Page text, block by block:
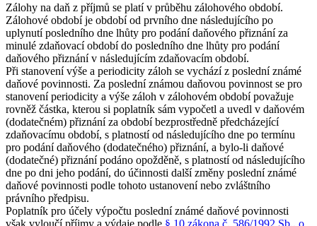
Zálohy na daň z příjmů se platí v průběhu zálohového období.
Zálohové období je období od prvního dne následujícího po
uplynutí posledního dne lhůty pro podání daňového přiznání za
minulé zdaňovací období do posledního dne lhůty pro podání
daňového přiznání v následujícím zdaňovacím období.
Při stanovení výše a periodicity záloh se vychází z poslední známé
daňové povinnosti. Za poslední známou daňovou povinnost se pro
stanovení periodicity a výše záloh v zálohovém období považuje
rovněž částka, kterou si poplatník sám vypočetl a uvedl v daňovém
(dodatečném) přiznání za období bezprostředně předcházející
zdaňovacímu období, s platností od následujícího dne po termínu
pro podání daňového (dodatečného) přiznání, a bylo-li daňové
(dodatečné) přiznání podáno opožděně, s platností od následujícího
dne po dni jeho podání, do účinnosti další změny poslední známé
daňové povinnosti podle tohoto ustanovení nebo zvláštního
právního předpisu.
Poplatník pro účely výpočtu poslední známé daňové povinnosti
však vyloučí příjmy a výdaje podle § 10 zákona č. 586/1992 Sb., o